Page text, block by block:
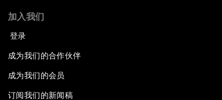
加入我们
登录
成为我们的合作伙伴
成为我们的会员
订阅我们的新闻稿